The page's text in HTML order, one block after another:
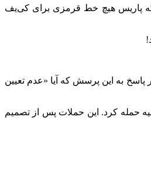
پاریس هیچ خط قرمزی برای کی‌یف
پاسخ به این پرسش که آیا «عدم تعیین
حمله کرد. این حملات پس از تصمیم